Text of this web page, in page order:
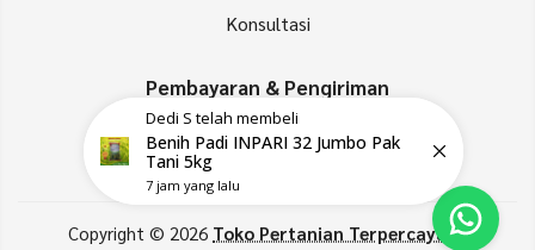
Konsultasi
Pembayaran & Pengiriman
Copyright © 2026 Toko Pertanian Terpercaya di
Dedi S telah membeli
Benih Padi INPARI 32 Jumbo Pak
Tani 5kg
7 jam yang lalu